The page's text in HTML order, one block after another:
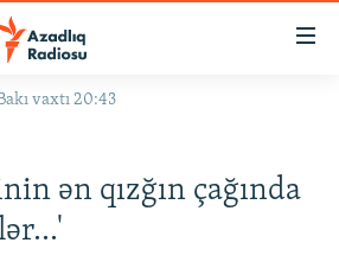
vaxtı 20:43
ən qızğın çağında